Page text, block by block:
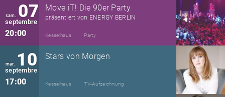
sam. 07
septembre
20:00
Move iT! Die 90er Party
präsentiert von ENERGY BERLIN
Kesselhaus Party
mar. 10
septembre
17:00
Stars von Morgen
Kesselhaus TV-Aufzeichnung